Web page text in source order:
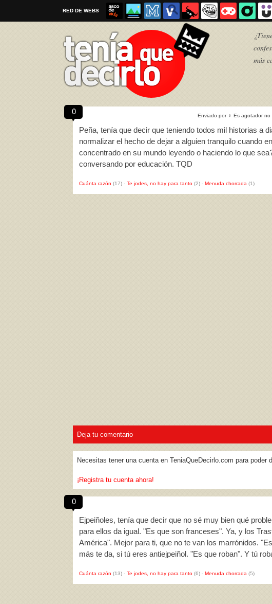
RED DE WEBS
más
0 Enviado por ♀ Es agotador no
Peña, tenía que decir que teniendo todos mil historias a
normalizar el hecho de dejar a alguien tranquilo cuando
concentrado en su mundo leyendo o haciendo lo que
conversando por educación. TQD
Cuánta razón (17) - Te jodes, no hay para tanto (2) - Menuda chorrada (1)
Deja tu comentario
Necesitas tener una cuenta en TeniaQueDecirlo.com para poder
¡Registra tu cuenta ahora!
0
Ejpeiñoles, tenía que decir que no sé muy bien qué
para ellos da igual. "Es que son franceses". Ya, y los
América". Mejor para ti, que no te van los marrónidos.
más te da, si tú eres antiejpeiñol. "Es que roban". Y tú
Cuánta razón (13) - Te jodes, no hay para tanto (6) - Menuda chorrada (5)